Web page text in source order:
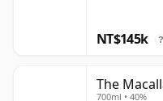
NT$145k ?
The
700ml • 40%